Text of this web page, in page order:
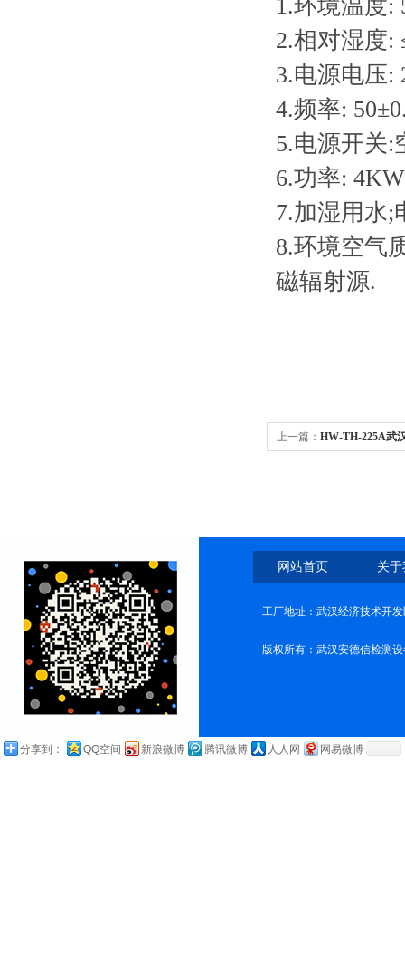
1.环境温度
2.相对湿度:
3.电源电压:
4.频率:
5.电源开关:
6.功率:
7.加湿用水;
8.环境空气
磁辐射源.
上一篇： HW-TH-225A武
网站首页 关
工厂地址：武汉经济技术开
版权所有：武汉安德信检测
分享到： QQ空间 新浪微博 腾讯微博 人人网 网易微博